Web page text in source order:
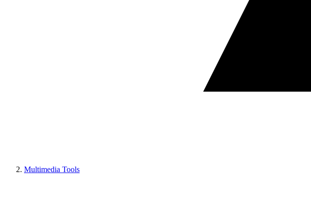
Multimedia Tools